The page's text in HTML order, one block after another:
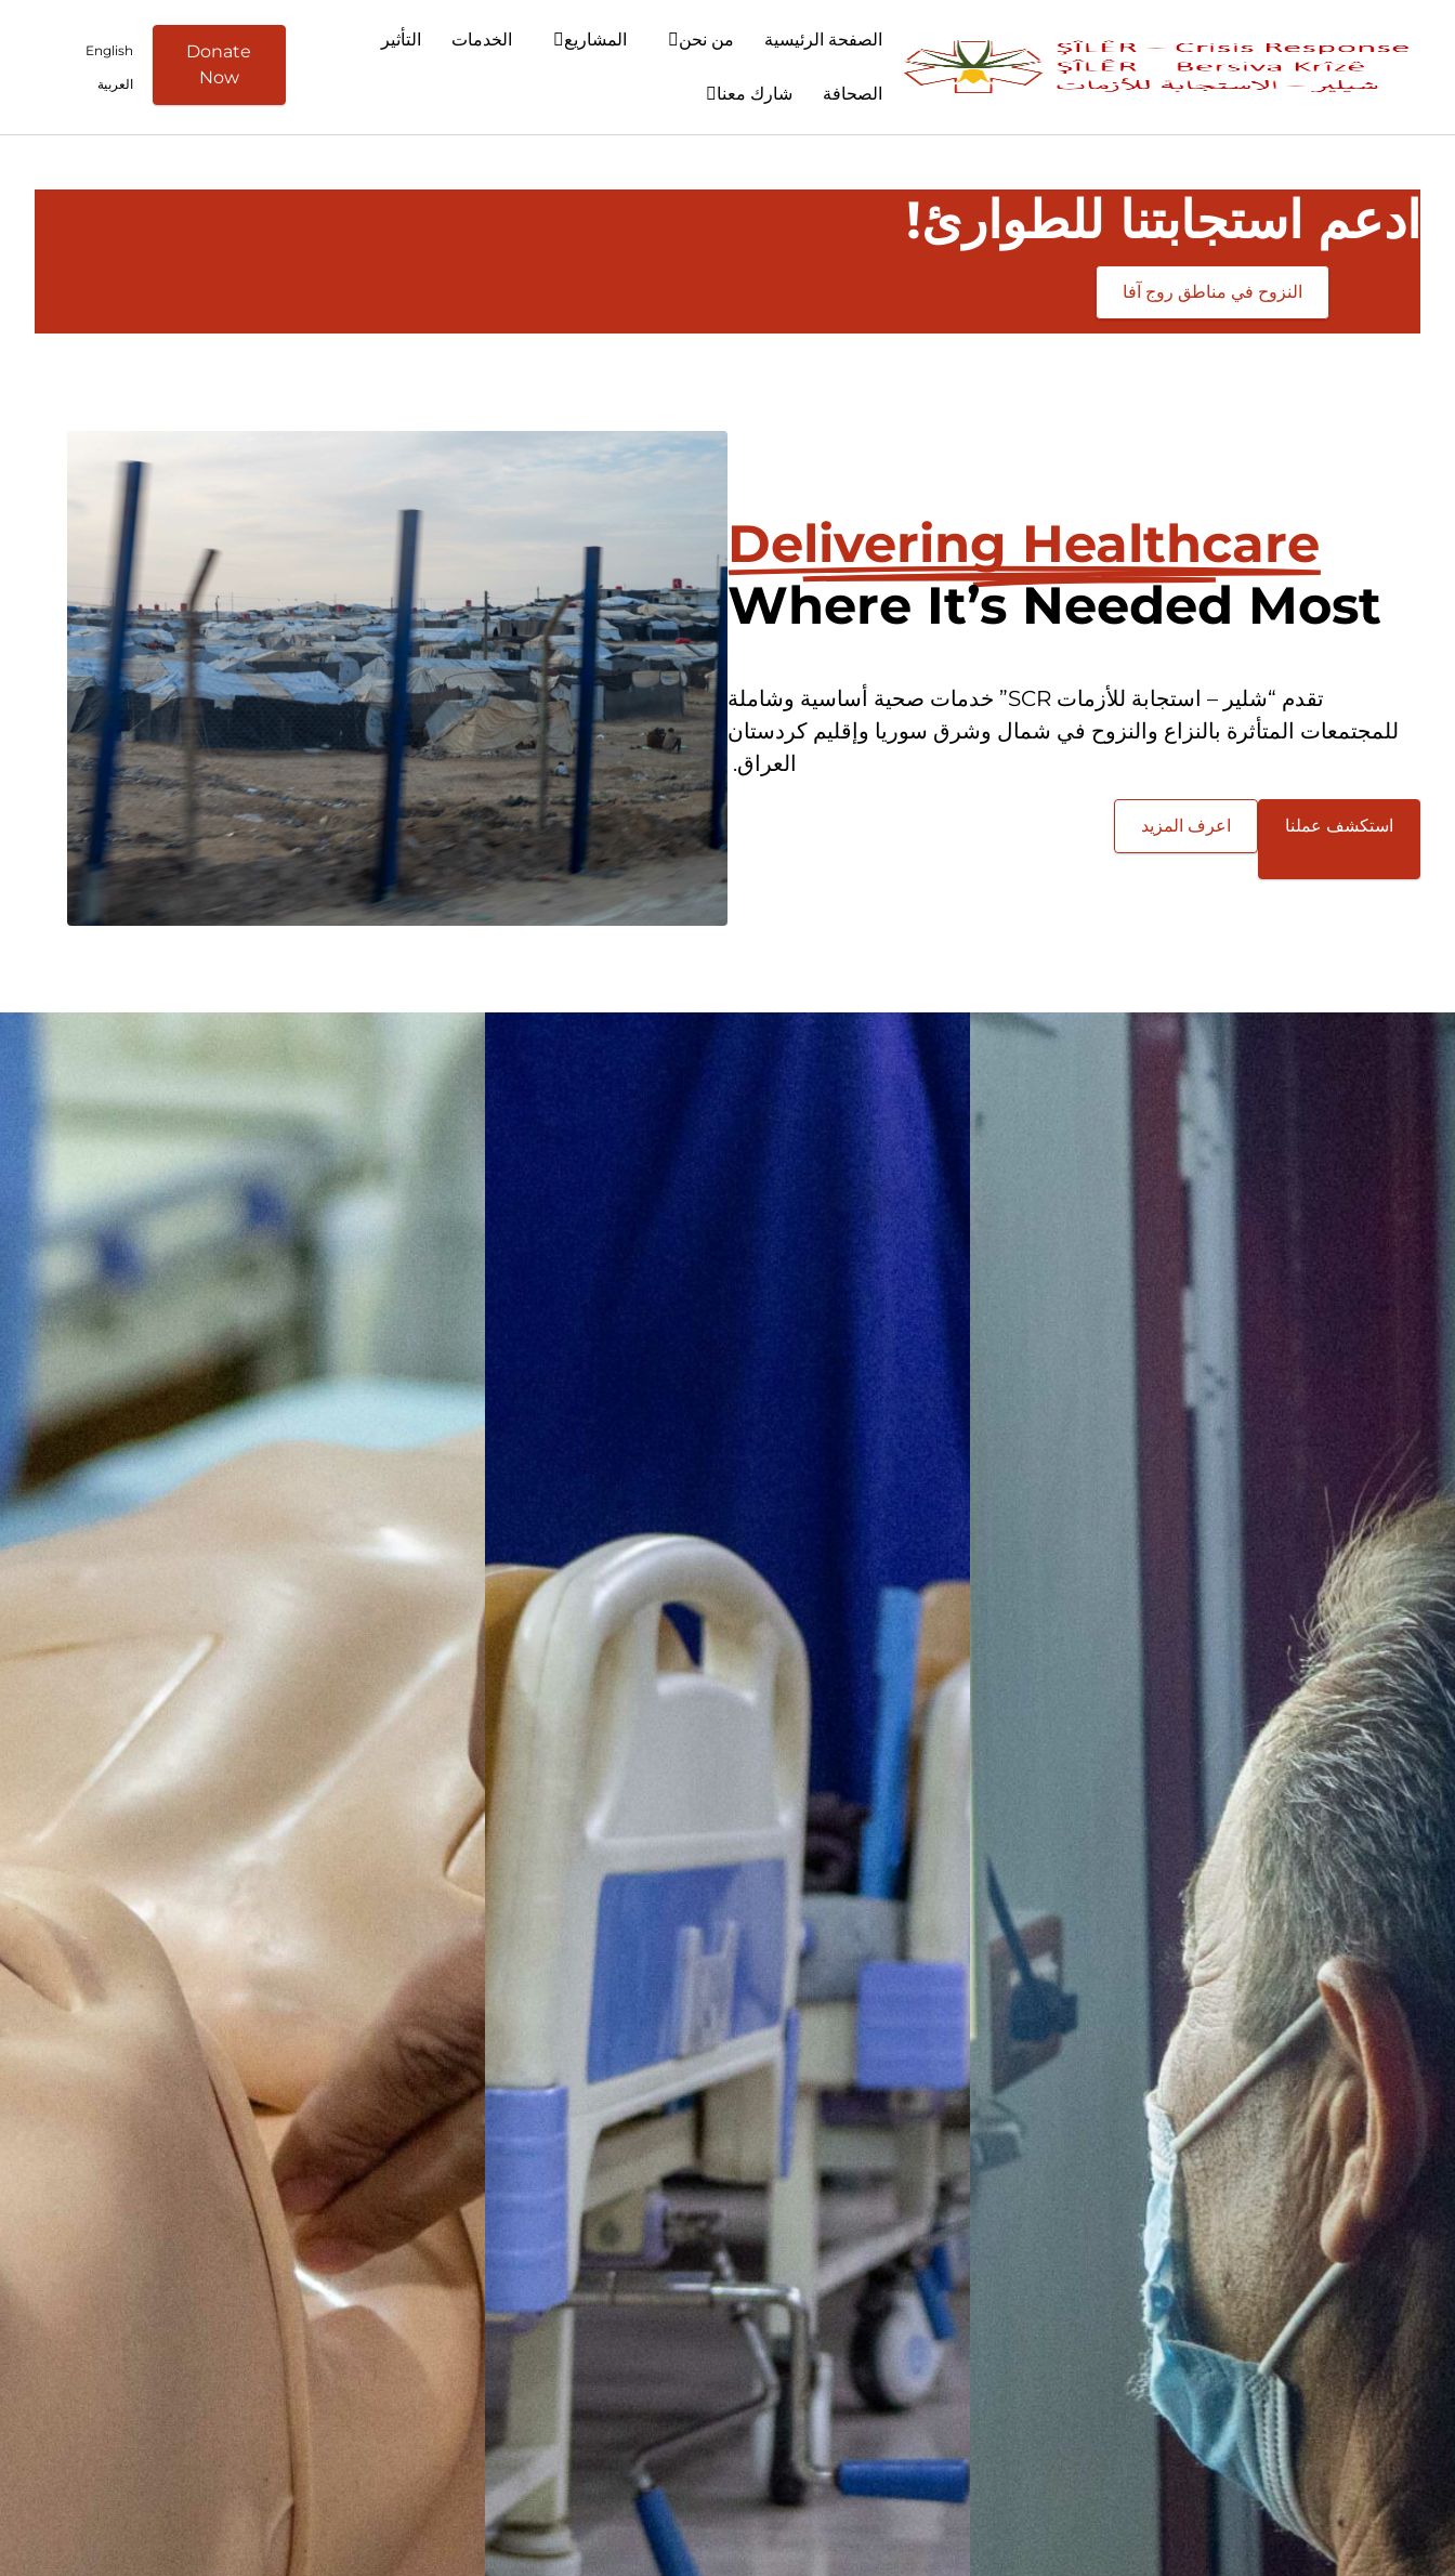
الصفحة الرئيسية من نحن المشاريع الخدمات التأثير
الصحافة شارك معنا
Donate
Now
English
العربية
ادعم استجابتنا للطوارئ!
النزوح في مناطق روج آفا
Delivering Healthcare
Where It’s Needed Most
تقدم “شلير – استجابة للأزمات SCR” خدمات صحية أساسية وشاملة
للمجتمعات المتأثرة بالنزاع والنزوح في شمال وشرق سوريا وإقليم كردستان
العراق.
استكشف عملنا اعرف المزيد